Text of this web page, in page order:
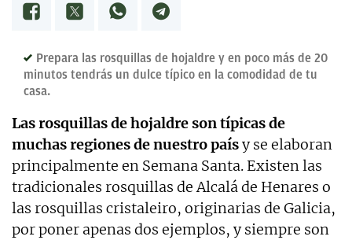
marketing, artículos de opinión, relatos y guiones,
y proyectos empresariales de todo tipo que
bien documentado y revisado, así como a la
curación y depuración de textos. Estoy en
Prepara las rosquillas de hojaldre y en poco más de 20
minutos tendrás un dulce típico en la comodidad de tu
casa.
Las rosquillas de hojaldre son típicas de
muchas regiones de nuestro paísy se elaboran
principalmente en Semana Santa. Existen las
tradicionales rosquillas de Alcalá de Henares o
las rosquillas cristaleiro, originarias de Galicia,
por poner apenas dos ejemplos, y siempre son